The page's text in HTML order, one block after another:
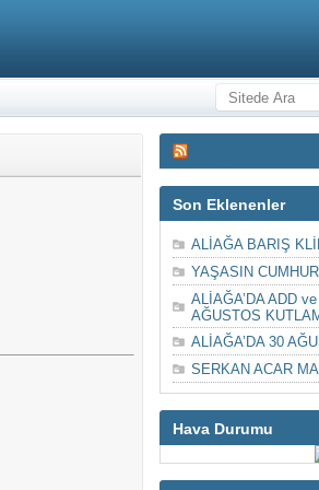
Son Eklenenler
ALİAĞA BARIŞ
YAŞASIN
ALİAĞA’DA ADD
AĞUSTOS
ALİAĞA’DA 30
SERKAN ACAR
Hava Durumu